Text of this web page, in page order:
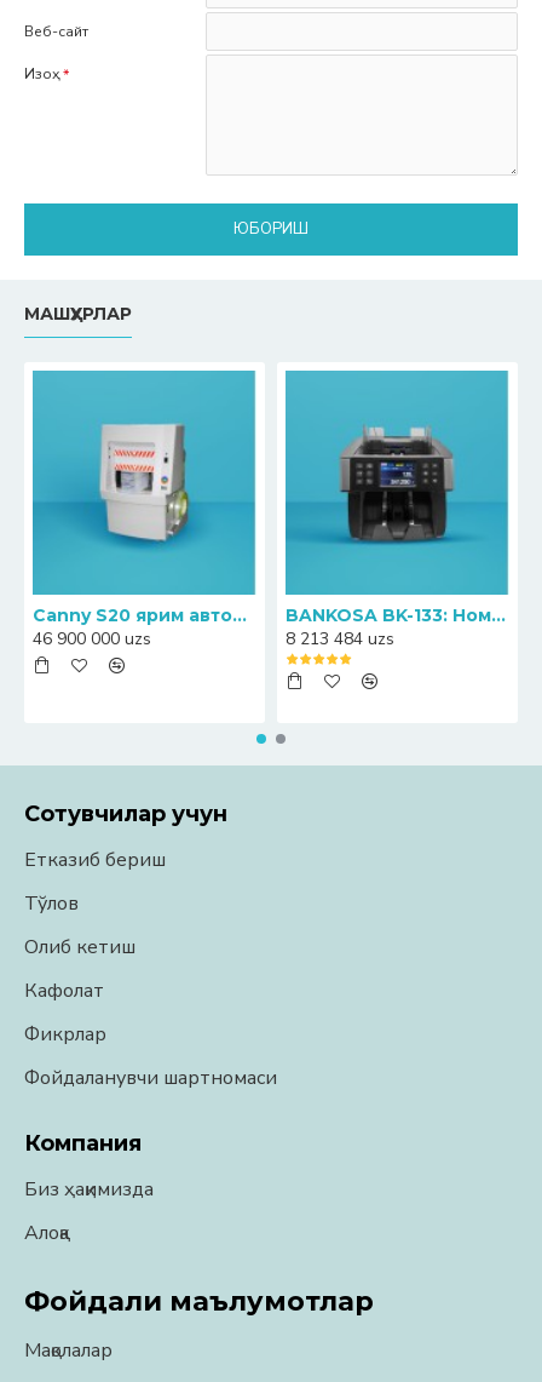
Веб-сайт
Изоҳ
ЮБОРИШ
МАШҲУРЛАР
Canny S20 ярим автоматик банкноталарни прессловчи-қадоқловчи машинаси
46 900 000 uzs
BANKOSA BK-133: Номинални аниқлаш функциясига эга ҳамёнбоп пул санагич
8 213 484 uzs
Сотувчилар учун
Етказиб бериш
Тўлов
Олиб кетиш
Кафолат
Фикрлар
Фойдаланувчи шартномаси
Компания
Биз ҳақимизда
Алоқа
Фойдали маълумотлар
Мақолалар